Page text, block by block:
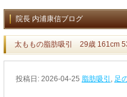
院長 内浦康信ブログ
太ももの脂肪吸引 29歳 161cm
投稿日: 2026-04-25 脂肪吸引 , 足